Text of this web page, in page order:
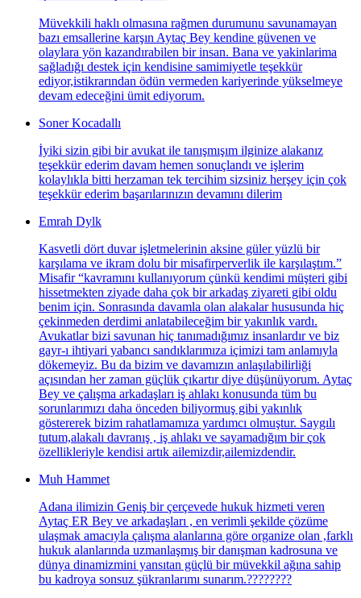
Müvekkili haklı olmasına rağmen durumunu savunamayan
bazı emsallerine karşın Aytaç Bey kendine güvenen ve
olaylara yön kazandırabilen bir insan. Bana ve yakinlarima
sağladığı destek için kendisine samimiyetle teşekkür
ediyor,istikrarından ödün vermeden kariyerinde yükselmeye
devam edeceğini ümit ediyorum.
Soner Kocadallı
İyiki sizin gibi bir avukat ile tanışmışım ilginize alakanız
teşekkür ederim davam hemen sonuçlandı ve işlerim
kolaylıkla bitti herzaman tek tercihim sizsiniz herşey için çok
teşekkür ederim başarılarınızın devamını dilerim
Emrah Dylk
Kasvetli dört duvar işletmelerinin aksine güler yüzlü bir
karşılama ve ikram dolu bir misafirperverlik ile karşılaştım.”
Misafir “kavramını kullanıyorum çünkü kendimi müşteri gibi
hissetmekten ziyade daha çok bir arkadaş ziyareti gibi oldu
benim için. Sonrasında davamla olan alakalar hususunda hiç
çekinmeden derdimi anlatabileceğim bir yakınlık vardı.
Avukatlar bizi savunan hiç tanımadığımız insanlardır ve biz
gayr-ı ihtiyari yabancı sandıklarımıza içimizi tam anlamıyla
dökemeyiz. Bu da bizim ve davamızın anlaşılabilirliği
açısından her zaman güçlük çıkartır diye düşünüyorum. Aytaç
Bey ve çalışma arkadaşları iş ahlakı konusunda tüm bu
sorunlarımızı daha önceden biliyormuş gibi yakınlık
göstererek bizim rahatlamamıza yardımcı olmuştur. Saygılı
tutum,alakalı davranış , iş ahlakı ve sayamadığım bir çok
özellikleriyle kendisi artık ailemizdir,ailemizdendir.
Muh Hammet
Adana ilimizin Geniş bir çerçevede hukuk hizmeti veren
Aytaç ER Bey ve arkadaşları , en verimli şekilde çözüme
ulaşmak amacıyla çalışma alanlarına göre organize olan ,farklı
hukuk alanlarında uzmanlaşmış bir danışman kadrosuna ve
dünya dinamizmini yansıtan güçlü bir müvekkil ağına sahip
bu kadroya sonsuz şükranlarımı sunarım.????????